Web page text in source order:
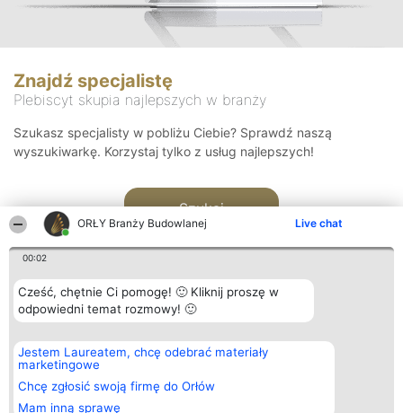
ORŁY Branży Budowlanej Live chat
00:02
Cześć, chętnie Ci pomogę! 🙂 Kliknij proszę w
odpowiedni temat rozmowy! 🙂
Jestem Laureatem, chcę odebrać materiały
marketingowe
Chcę zgłosić swoją firmę do Orłów
Mam inną sprawę
Znajdź specjalistę
Plebiscyt skupia najlepszych w branży
Szukasz specjalisty w pobliżu Ciebie? Sprawdź naszą
wyszukiwarkę. Korzystaj tylko z usług najlepszych!
Szukaj
Organizator plebiscytu
Bright Side Solutions sp. z o.
o. sp. k.
ul. Ruska 22
Wrocław 50-079
KRS 0000749100 | Regon
Plebiscyt
Laureaci
wszystkich
Laureatów
Kontakt
Kontakt